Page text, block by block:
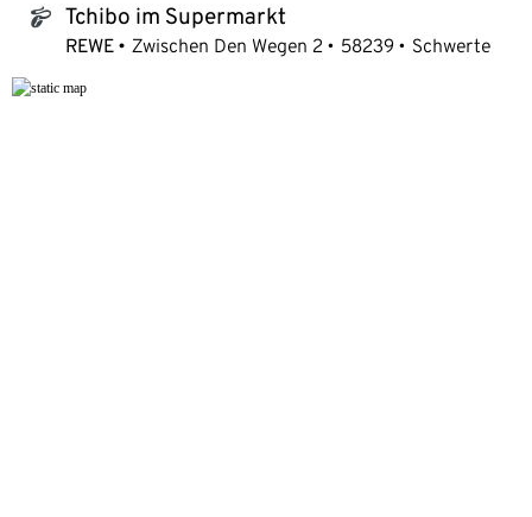
tchibo_logo Tchibo im Supermarkt
REWE Zwischen Den Wegen 2 58239 Schwerte